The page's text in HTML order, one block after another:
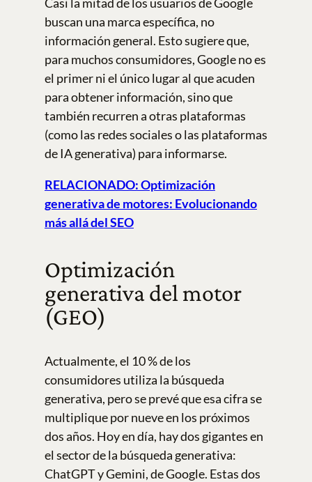
buscan una marca específica, no
información general. Esto sugiere que,
para muchos consumidores, Google no es
el primer ni el único lugar al que acuden
para obtener información, sino que
también recurren a otras plataformas
(como las redes sociales o las plataformas
de IA generativa) para informarse.
RELACIONADO: Optimización
generativa de motores: Evolucionando
más allá del SEO
Optimización
generativa del motor
(GEO)
Actualmente, el 10 % de los
consumidores utiliza la búsqueda
generativa, pero se prevé que esa cifra se
multiplique por nueve en los próximos
dos años. Hoy en día, hay dos gigantes en
el sector de la búsqueda generativa:
ChatGPT y Gemini, de Google. Estas dos